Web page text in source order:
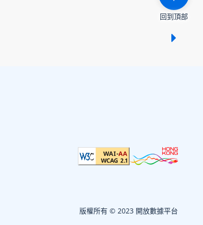
回到頂部
版權所有 © 2023 開放數據平台